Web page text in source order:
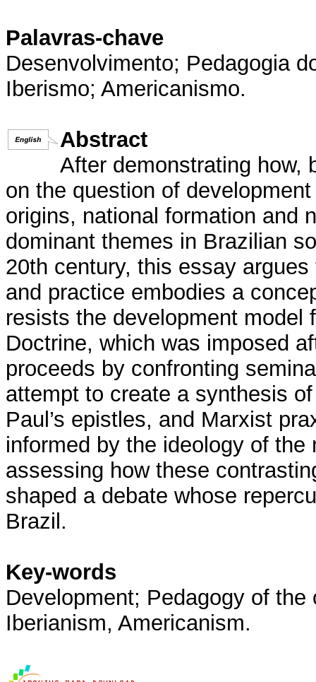
Palavras-chave
Desenvolvimento; Pedagogia
Iberismo; Americanismo.
Abstract
After demonstrating how,
on the question of
origins, national formation and
dominant themes in Brazilian
20th century, this essay
and practice embodies a
resists the development model
Doctrine, which was imposed
proceeds by confronting
attempt to create a synthesis
Paul’s epistles, and Marxist
informed by the ideology of
assessing how these
shaped a debate whose
Brazil.
Key-words
Development; Pedagogy of
Iberianism, Americanism.